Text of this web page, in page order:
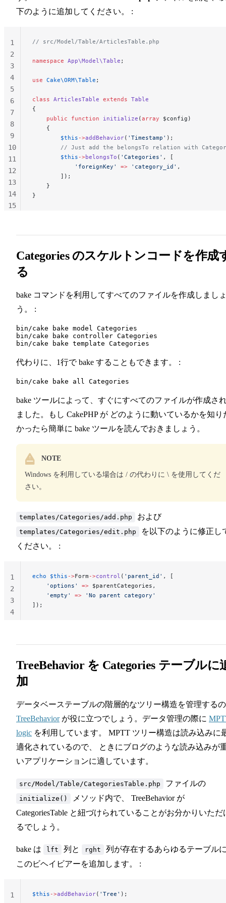
下のように追加してください。 :
// src/Model/Table/ArticlesTable.php
namespace App\Model\Table ;
use Cake\ORM\Table ;
class ArticlesTable extends Table
{
    public
function initialize (array $config)
    {
        $this
->addBehavior( 'Timestamp' );
// Just add the belongsTo relation with
        $this
->belongsTo ( 'Categories' , [
            'foreignKey'
=> 'category_id' ,
        ]);
    }
}
1
2
3
4
5
6
7
8
9
10
11
12
13
14
15
Categories のスケルトンコードを作成
る
bake コマンドを利用してすべてのファイルを作成しまし
う。 :
bin/cake bake model Categories
bin/cake bake controller Categories
代わりに、1行で bake することもできます。 :
bake ツールによって、すぐにすべてのファイルが作成さ
ました。もし CakePHP が どのように動いているかを知り
かったら簡単に bake ツールを読んでおきましょう。
NOTE
Windows を利用している場合は / の代わりに \ を使用してくだ
さい。
templates/Categories/add.php および
templates/Categories/edit.php
を以下のように修正し
ください。 :
echo $this ->Form ->control ( 'parent_id' , [
    'options'
=> $parentCategories,
    'empty'
=> 'No parent category'
]);
1
2
3
4
TreeBehavior を Categories テーブルに
加
データベーステーブルの階層的なツリー構造を管理する
TreeBehaviorが役に立つでしょう。データ管理の際に
logic を利用しています。 MPTT ツリー構造は読み込みに
適化されているので、 ときにブログのような読み込みが
いアプリケーションに適しています。
src/Model/Table/CategoriesTable.php ファイルの
initialize()
メソッド内で、 TreeBehavior が
CategoriesTable と紐づけられていることがお分かりいただ
るでしょう。
bake は lft 列と rght
列が存在するあらゆるテーブル
このビヘイビアーを追加します。 :
$this ->addBehavior( 'Tree' );
1